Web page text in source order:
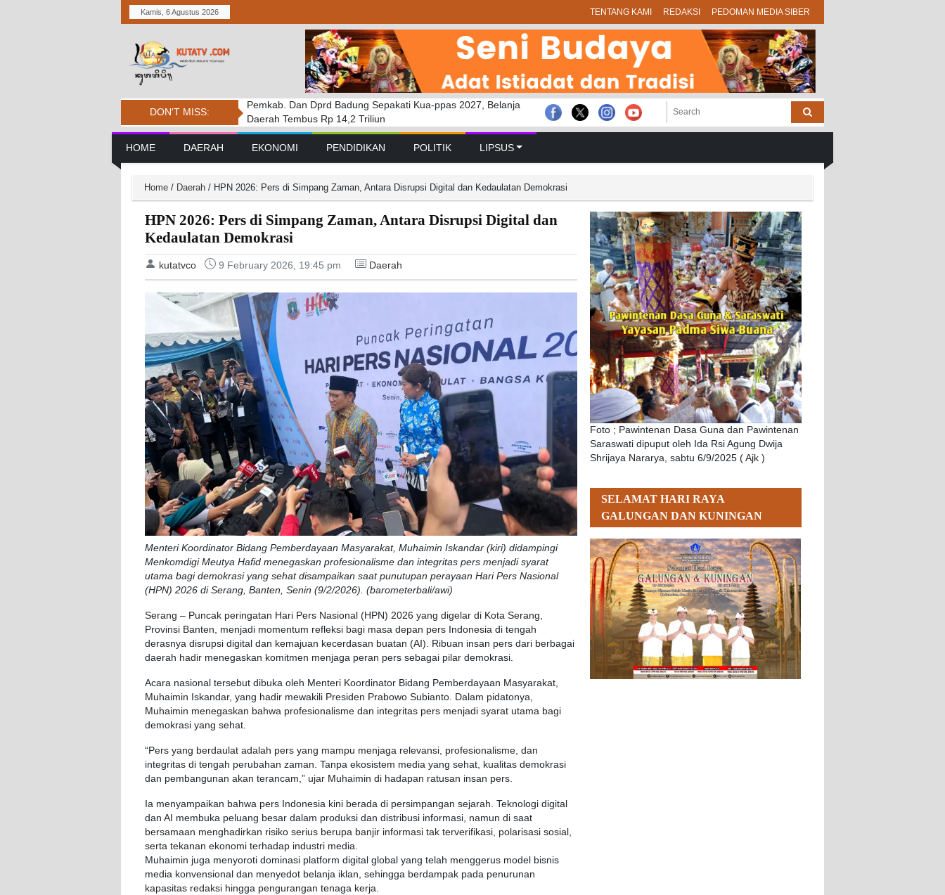
Kamis, 6 Agustus 2026 TENTANG KAMI REDAKSI PEDOMAN MEDIA SIBER
DON'T MISS:
Pemkab. Dan Dprd Badung Sepakati Kua-ppas 2027, Belanja
Daerah Tembus Rp 14,2 Triliun
DPRD BADUNG GELAR RAPAT PARIPURNA MASA
PERSIDANGAN PERTAMA TAHUN SIDANG 2026 – 2027
Penanganan Kebakaran Savana Bromo Hadapi Sejumlah
Tantangan
Main Navigation
HOME DAERAH EKONOMI PENDIDIKAN POLITIK LIPSUS
Home / Daerah / HPN 2026: Pers di Simpang Zaman, Antara Disrupsi Digital dan Kedaulatan Demokrasi
HPN 2026: Pers di Simpang Zaman, Antara Disrupsi Digital dan
Kedaulatan Demokrasi
kutatvco 9 February 2026, 19:45 pm Daerah
Menteri Koordinator Bidang Pemberdayaan Masyarakat, Muhaimin Iskandar (kiri) didampingi
Menkomdigi Meutya Hafid menegaskan profesionalisme dan integritas pers menjadi syarat
utama bagi demokrasi yang sehat disampaikan saat punutupan perayaan Hari Pers Nasional
(HPN) 2026 di Serang, Banten, Senin (9/2/2026). (barometerbali/awi)
Serang – Puncak peringatan Hari Pers Nasional (HPN) 2026 yang digelar di Kota Serang,
Provinsi Banten, menjadi momentum refleksi bagi masa depan pers Indonesia di tengah
derasnya disrupsi digital dan kemajuan kecerdasan buatan (AI). Ribuan insan pers dari berbagai
daerah hadir menegaskan komitmen menjaga peran pers sebagai pilar demokrasi.
Acara nasional tersebut dibuka oleh Menteri Koordinator Bidang Pemberdayaan Masyarakat,
Muhaimin Iskandar, yang hadir mewakili Presiden Prabowo Subianto. Dalam pidatonya,
Muhaimin menegaskan bahwa profesionalisme dan integritas pers menjadi syarat utama bagi
demokrasi yang sehat.
“Pers yang berdaulat adalah pers yang mampu menjaga relevansi, profesionalisme, dan
integritas di tengah perubahan zaman. Tanpa ekosistem media yang sehat, kualitas demokrasi
dan pembangunan akan terancam,” ujar Muhaimin di hadapan ratusan insan pers.
Ia menyampaikan bahwa pers Indonesia kini berada di persimpangan sejarah. Teknologi digital
dan AI membuka peluang besar dalam produksi dan distribusi informasi, namun di saat
bersamaan menghadirkan risiko serius berupa banjir informasi tak terverifikasi, polarisasi sosial,
serta tekanan ekonomi terhadap industri media.
Muhaimin juga menyoroti dominasi platform digital global yang telah menggerus model bisnis
media konvensional dan menyedot belanja iklan, sehingga berdampak pada penurunan
kapasitas redaksi hingga pengurangan tenaga kerja.
Foto ; Pawintenan Dasa Guna dan Pawintenan
Saraswati dipuput oleh Ida Rsi Agung Dwija
Shrijaya Nararya, sabtu 6/9/2025 ( Ajk )
SELAMAT HARI RAYA
GALUNGAN DAN KUNINGAN